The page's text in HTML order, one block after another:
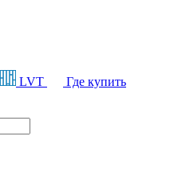
LVT
Где купить